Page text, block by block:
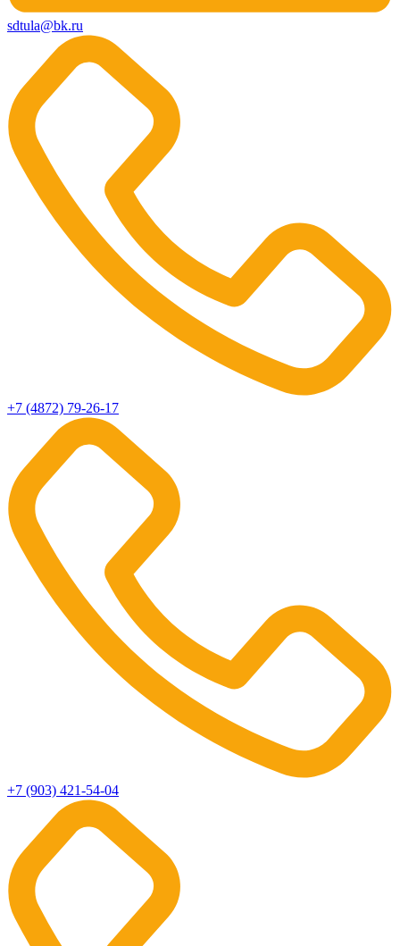
sdtula@bk.ru
+7 (4872) 79-26-17
+7 (903) 421-54-04